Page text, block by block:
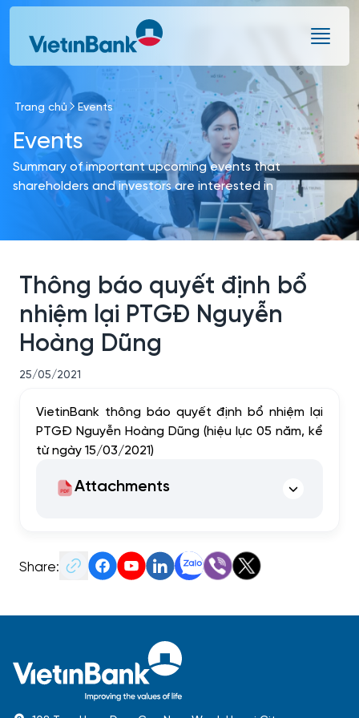
Skip to Main Content
Trang chủ Events
Events
Summary of important upcoming events that
shareholders and investors are interested in
Thông báo quyết định bổ
nhiệm lại PTGĐ Nguyễn
Hoàng Dũng
25/05/2021
VietinBank thông báo quyết định bổ nhiệm lại
PTGĐ Nguyễn Hoàng Dũng (hiệu lực 05 năm, kể
từ ngày 15/03/2021)
Attachments
Share: